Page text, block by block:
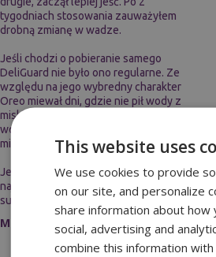
tygodniach stosowania zauważyłem
drobną zmianę w wadze.
Jeśli chodzi o pobieranie samego
DeliGuard nie było ono regularne. Ze
względu na jego wybredny charakter
Oreo miewał dni, gdzie nie pił wody z
miski. Bywały również momenty kiedy pił
wodę z DeliGuardem przez ponad
minutę bez przerwy.
Jeśli chodzi o dawkowanie to nie miałem
najmniejszego problemu z podawaniem
suplementu kotu.
Mikołaj | Szczęśliwy właściciel
This website uses
We use cookies to provide
on our site, and personalize
share information about
social, advertising and
combine this information